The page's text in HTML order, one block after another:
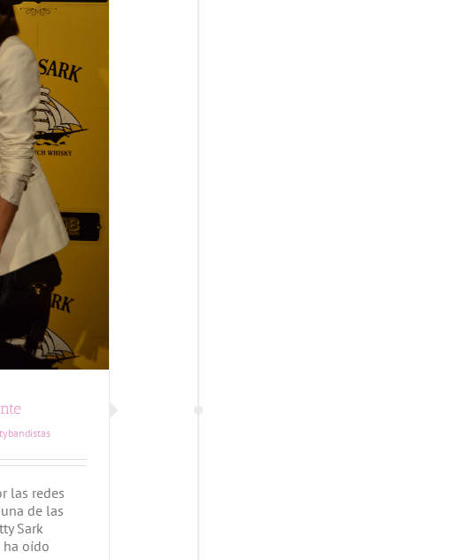
las redes
de las
Sark
ha oído